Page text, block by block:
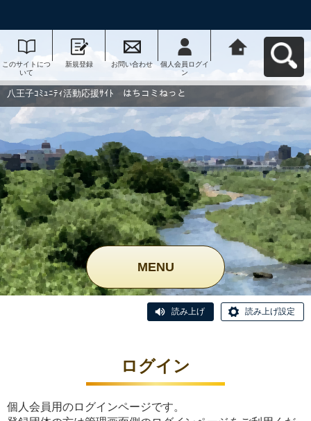
このサイトにつ
いて
新規登録 お問い合わせ
個人会員ログイ
ン
動応援ｻｲﾄ はち
コミねっとへ戻
八王子ｺﾐｭﾆﾃｨ活動応援ｻｲﾄ はちコミねっと
MENU
読み上げ 読み上げ設定
ログイン
個人会員用のログインページです。